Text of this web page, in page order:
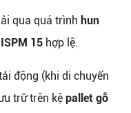
qua quá trình hun
ISPM 15 hợp lệ.
động (khi di chuyển
trữ trên kệ pallet gỗ